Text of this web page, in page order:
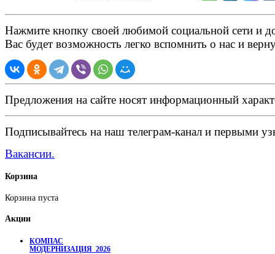
Нажмите кнопку своей любимой социальной сети и
Вас будет возможность легко вспомнить о нас и
Предложения на сайте носят информационный
Подписывайтесь на наш телеграм-канал и первыми
Вакансии.
Корзина
Корзина пуста
Акции
КОМПАС
МОДЕРНИЗАЦИЯ_2026